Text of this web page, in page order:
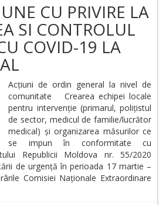
CU PRIVIRE LA
SI CONTROLUL
COVID-19 LA
Acțiuni de ordin general la nivel de
comunitate Crearea echipei locale
pentru intervenție (primarul, polițistul
de sector, medicul de familie/lucrător
medical) și organizarea măsurilor ce
se impun în conformitate cu
Republicii Moldova nr. 55/2020
de urgență în perioada 17 martie –
Comisiei Naționale Extraordinare